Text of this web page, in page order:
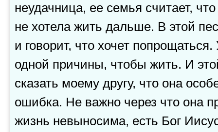
неудачница, ее семья считает,
не хотела жить дальше. В этой
и говорит, что хочет
одной причины, чтобы жить. И
сказать моему другу, что она
ошибка. Не важно через что она
жизнь невыносима, есть Бог